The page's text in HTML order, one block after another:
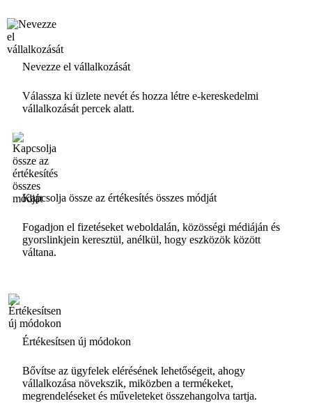
Nevezze el vállalkozását
Válassza ki üzlete nevét és hozza létre e-kereskedelmi
vállalkozását percek alatt.
Kapcsolja össze az értékesítés összes módját
Fogadjon el fizetéseket weboldalán, közösségi médiáján és
gyorslinkjein keresztül, anélkül, hogy eszközök között
váltana.
Értékesítsen új módokon
Bővítse az ügyfelek elérésének lehetőségeit, ahogy
vállalkozása növekszik, miközben a termékeket,
megrendeléseket és műveleteket összehangolva tartja.